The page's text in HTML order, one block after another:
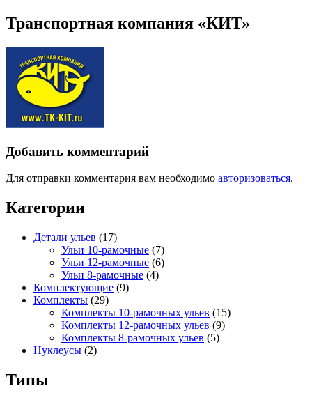
Транспортная компания «КИТ»
Добавить комментарий
Для отправки комментария вам необходимо авторизоваться.
Категории
Детали ульев (17)
Ульи 10-рамочные (7)
Ульи 12-рамочные (6)
Ульи 8-рамочные (4)
Комплектующие (9)
Комплекты (29)
Комплекты 10-рамочных ульев (15)
Комплекты 12-рамочных ульев (9)
Комплекты 8-рамочных ульев (5)
Нуклеусы (2)
Типы